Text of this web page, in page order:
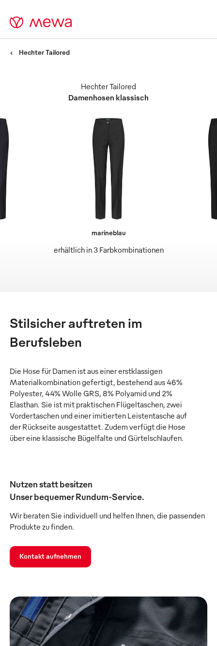
Hechter Tailored
Damenhosen klassisch
Hechter Tailored
erhältlich in 3 Farbkombinationen
marineblau
Stilsicher auftreten im
Berufsleben
Die Hose für Damen ist aus einer erstklassigen
Materialkombination gefertigt, bestehend aus 46%
Polyester, 44% Wolle GRS, 8% Polyamid und 2%
Elasthan. Sie ist mit praktischen Flügeltaschen, zwei
Vordertaschen und einer imitierten Leistentasche auf
der Rückseite ausgestattet. Zudem verfügt die Hose
über eine klassische Bügelfalte und Gürtelschlaufen.
Nutzen statt besitzen
Unser bequemer Rundum-Service.
Wir beraten Sie individuell und helfen Ihnen, die passenden
Produkte zu finden.
Kontakt aufnehmen